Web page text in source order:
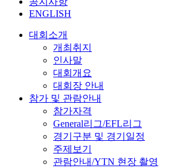
ENGLISH
대회소개
개최취지
인사말
대회개요
대회장 안내
참가 및 관람안내
참가자격
General리그/EFL리그
경기구분 및 경기일정
주제보기
관람안내/YTN 현장 촬영